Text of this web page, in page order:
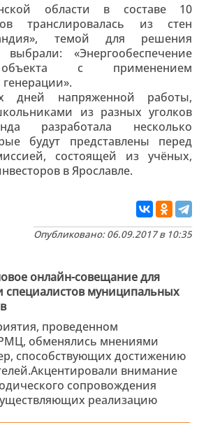
области в составе 10
транслировалась из стен
темой для решения
«Энергообеспечение
объекта с применением
дней напряженной работы,
из разных уголков
разработала несколько
будут представлены перед
состоящей из учёных,
в Ярославле.
Опубликовано: 06.09.2017 в 10:35
онлайн-совещание для
специалистов муниципальных
проведенном
обменялись мнениями
способствующих достижению
внимание
сопровождения
реализацию